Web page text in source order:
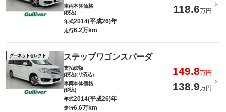
車両本体価格
(税込)
118.6万円
年式2014(平成26)年
走行6.2万km
グーネットセレクト ステップワゴンスパーダ
支払総額
(税込)(リ済込)
149.8万円
車両本体価格
(税込)
138.9万円
年式2014(平成26)年
走行6.6万km